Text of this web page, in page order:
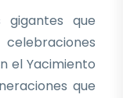
que
el Yacimiento
que